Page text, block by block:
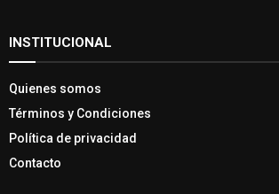
INSTITUCIONAL
Quienes somos
Términos y Condiciones
Política de privacidad
Contacto